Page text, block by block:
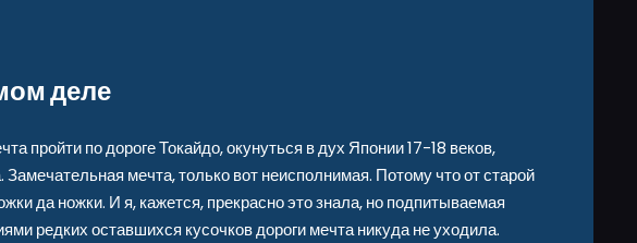
деле
пройти по дороге Токайдо, окунуться в дух Японии 17-18 веков,
Замечательная мечта, только вот неисполнимая. Потому что от старой
да ножки. И я, кажется, прекрасно это знала, но подпитываемая
редких оставшихся кусочков дороги мечта никуда не уходила.